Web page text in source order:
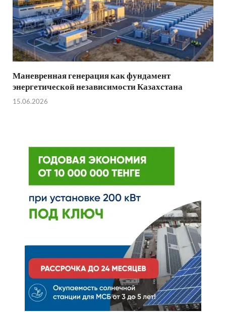
Маневренная генерация как фундамент
энергетической независимости Казахстана
15.06.2026